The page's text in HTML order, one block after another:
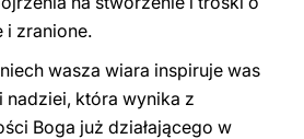
i zranione.
wasza wiara inspiruje was
która wynika z
Boga już działającego w